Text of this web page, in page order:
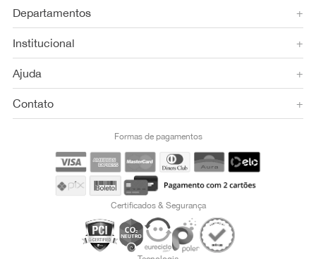
Departamentos +
Institucional +
Ajuda +
Contato +
Formas de pagamentos
Certificados & Segurança